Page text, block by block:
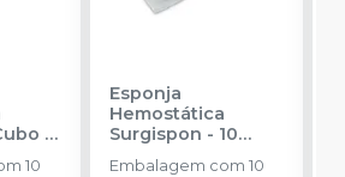
-
10
Esponja
Hemostática
Surgispon - 10
unidades
Embalagem com 10